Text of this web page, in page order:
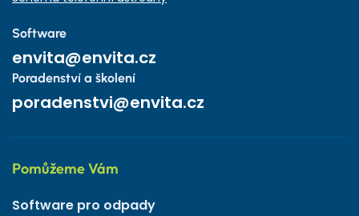
Software
envita@envita.cz
Poradenství a školení
poradenstvi@envita.cz
Pomůžeme Vám
Software pro odpady